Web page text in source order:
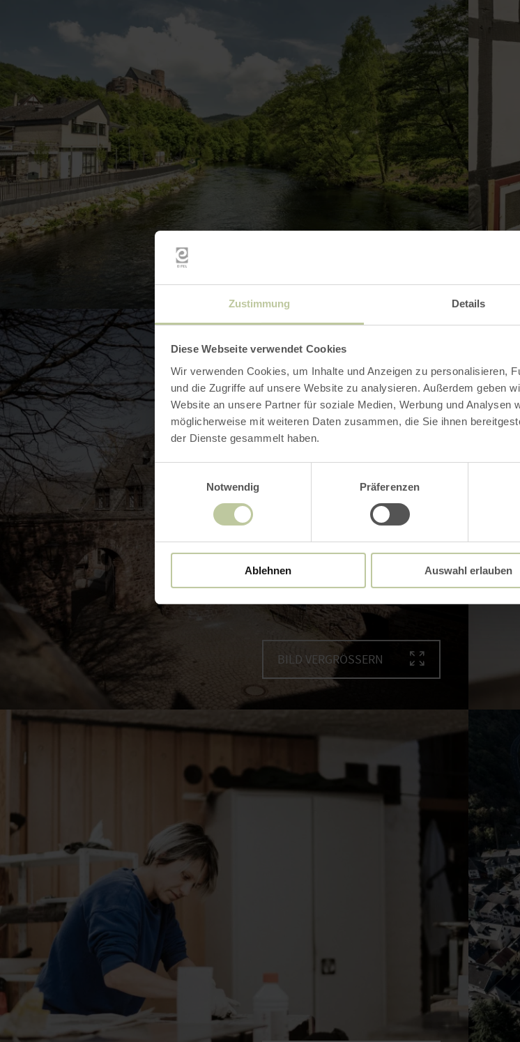
Zustimmung Details
Diese Webseite verwendet Cookies
Wir verwenden Cookies, um Inhalte und Anzeigen zu personalisieren,
und die Zugriffe auf unsere Website zu analysieren. Außerdem geben
Website an unsere Partner für soziale Medien, Werbung und Analysen
möglicherweise mit weiteren Daten zusammen, die Sie ihnen
der Dienste gesammelt haben.
Notwendig
Präferenzen
Ablehnen Auswahl erlauben
BILD VERGRÖSSERN